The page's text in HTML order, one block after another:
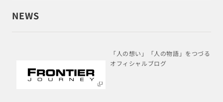
NEWS
「人の想い」「人の物語」をつづる
オフィシャルブログ